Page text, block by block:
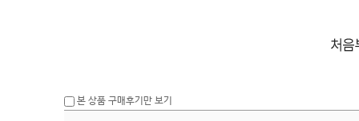
본 상품 구매후기만 보기